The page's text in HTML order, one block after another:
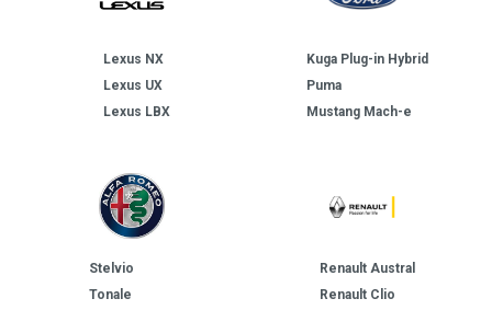
Lexus NX
Lexus UX
Lexus LBX
Kuga Plug-in Hybrid
Puma
Mustang Mach-e
Stelvio
Tonale
Renault Austral
Renault Clio